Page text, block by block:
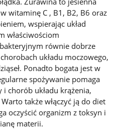
witaminę C , B1, B2, B6 oraz
wspierając układ
właściwościom
równie dobrze
układu moczowego,
Ponadto bogata jest w
spożywanie pomaga
chorób układu krążenia,
także włączyć ją do diet
oczyścić organizm z toksyn i
materii.